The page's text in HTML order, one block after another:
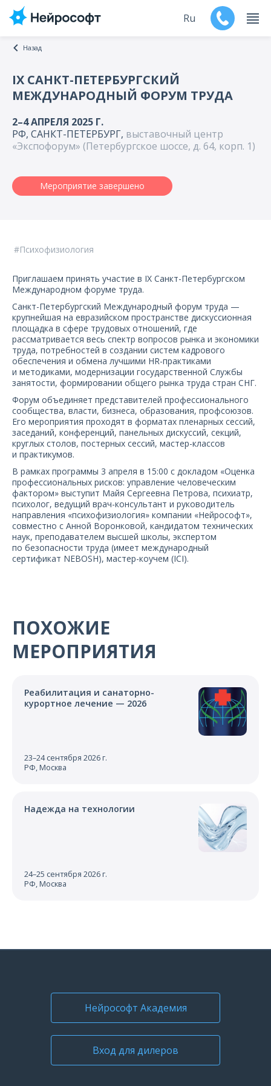
Продукты
Мероприятия
О компании
Карьера
Ru
Назад
IХ САНКТ-ПЕТЕРБУРГСКИЙ
МЕЖДУНАРОДНЫЙ ФОРУМ ТРУДА
2–4 АПРЕЛЯ 2025 Г.
РФ, САНКТ-ПЕТЕРБУРГ, выставочный центр
«Экспофорум» (Петербургское шоссе, д. 64, корп. 1)
Мероприятие завершено
Психофизиология
Приглашаем принять участие в IХ Санкт-Петербургском
Международном форуме труда.
Санкт-Петербургский Международный форум труда —
крупнейшая на евразийском пространстве дискуссионная
площадка в сфере трудовых отношений, где
рассматривается весь спектр вопросов рынка и экономики
труда, потребностей в создании систем кадрового
обеспечения и обмена лучшими HR-практиками
и методиками, модернизации государственной Службы
занятости, формировании общего рынка труда стран СНГ.
Форум объединяет представителей профессионального
сообщества, власти, бизнеса, образования, профсоюзов.
Его мероприятия проходят в форматах пленарных сессий,
заседаний, конференций, панельных дискуссий, секций,
круглых столов, постерных сессий, мастер-классов
и практикумов.
В рамках программы 3 апреля в 15:00 с докладом «Оценка
профессиональных рисков: управление человеческим
фактором» выступит Майя Сергеевна Петрова, психиатр,
психолог, ведущий врач-консультант и руководитель
направления «психофизиология» компании «Нейрософт»,
совместно с Анной Воронковой, кандидатом технических
наук, преподавателем высшей школы, экспертом
по безопасности труда (имеет международный
сертификат NEBOSH), мастер-коучем (ICI).
ПОХОЖИЕ
МЕРОПРИЯТИЯ
Реабилитация и санаторно-
курортное лечение — 2026
23–24 сентября 2026 г.
РФ, Москва
Надежда на технологии
24–25 сентября 2026 г.
РФ, Москва
Нейрософт Академия
Вход для дилеров